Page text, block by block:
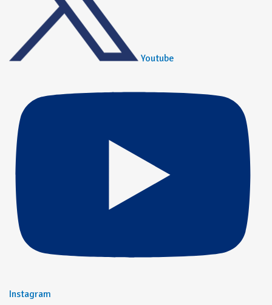
Youtube
Instagram